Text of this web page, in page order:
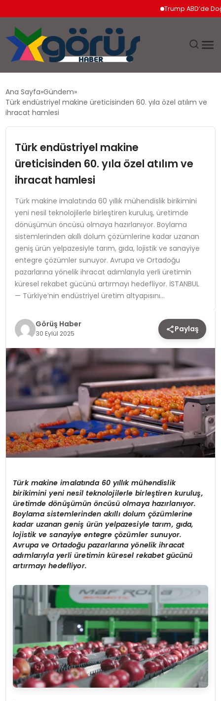
Trump ABD’de
EKONOMI
MAGAZIN
SPOR
TEKNOLOJI
YAŞAM
Ana Sayfa Gündem
Türk endüstriyel makine üreticisinden 60. yıla özel atılım ve
ihracat hamlesi
Türk endüstriyel makine
üreticisinden 60. yıla özel atılım ve
ihracat hamlesi
Türk makine imalatında 60 yıllık mühendislik birikimini
yeni nesil teknolojilerle birleştiren kuruluş, üretimde
dönüşümün öncüsü olmaya hazırlanıyor. Boylama
sistemlerinden akıllı dolum çözümlerine kadar uzanan
geniş ürün yelpazesiyle tarım, gıda, lojistik ve sanayiye
entegre çözümler sunuyor. Avrupa ve Ortadoğu
pazarlarına yönelik ihracat adımlarıyla yerli üretimin
küresel rekabet gücünü artırmayı hedefliyor. İSTANBUL
— Türkiye’nin endüstriyel üretim altyapısını…
Görüş Haber
30 Eylül 2025 Paylaş
Türk makine imalatında 60 yıllık mühendislik
birikimini yeni nesil teknolojilerle birleştiren kuruluş,
üretimde dönüşümünöncüsü olmaya hazırlanıyor.
Boylama sistemlerinden akıllı dolum çözümlerine
kadar uzanan geniş ürün yelpazesiyle tarım, gıda,
lojistik ve sanayiye entegre çözümler sunuyor.
Avrupa ve Ortadoğu pazarlarına yönelik ihracat
adımlarıyla yerli üretimin küresel rekabet gücünü
artırmayı hedefliyor.